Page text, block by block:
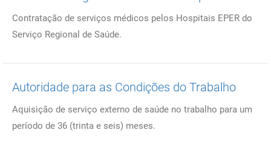
Contratação de serviços médicos pelos Hospitais EPER do
Serviço Regional de Saúde.
Autoridade para as Condições do Trabalho
Aquisição de serviço externo de saúde no trabalho para um
período de 36 (trinta e seis) meses.